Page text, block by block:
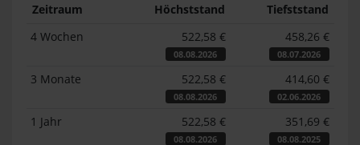
Zeitraum Höchststand
Tiefststand
4 Wochen
522,58 €
08.08.2026
458,26 €
08.07.2026
3 Monate 522,58 €
08.08.2026
414,60 €
02.06.2026
1 Jahr 522,58 €
08.08.2026
351,69 €
08.08.2025